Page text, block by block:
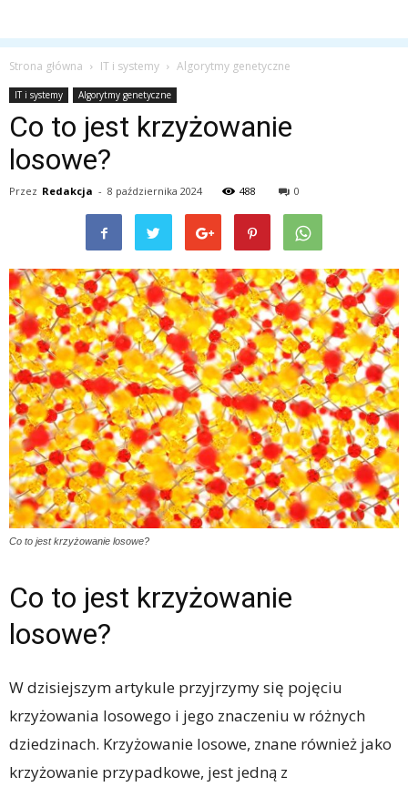
Strona główna IT i systemy Algorytmy genetyczne
IT i systemy Algorytmy genetyczne
Co to jest krzyżowanie
losowe?
Przez Redakcja - 8 października 2024 488 0
Co to jest krzyżowanie losowe?
Co to jest krzyżowanie
losowe?
W dzisiejszym artykule przyjrzymy się pojęciu
krzyżowania losowego i jego znaczeniu w różnych
dziedzinach. Krzyżowanie losowe, znane również jako
krzyżowanie przypadkowe, jest jedną z